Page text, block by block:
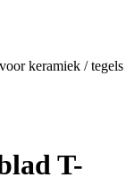
keramiek / tegels
T-